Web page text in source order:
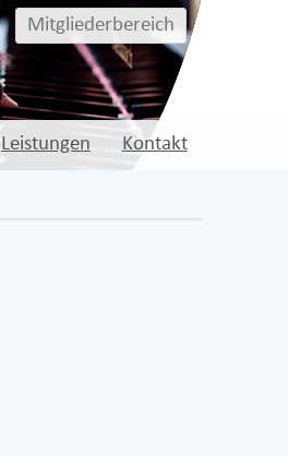
Mitgliederbereich
Leistungen Kontakt